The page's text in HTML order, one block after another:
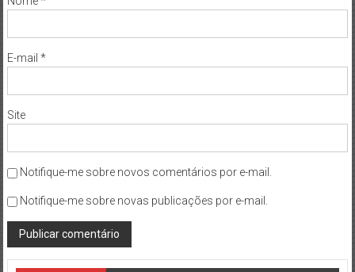
E-mail *
Site
Notifique-me sobre novos comentários por e-mail.
Notifique-me sobre novas publicações por e-mail.